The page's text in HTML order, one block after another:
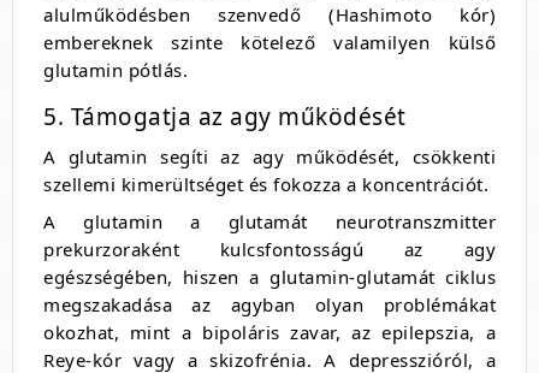
alulműködésben szenvedő (Hashimoto kór)
embereknek szinte kötelező valamilyen külső
glutamin pótlás.
5. Támogatja az agy működését
A glutamin segíti az agy működését, csökkenti
szellemi kimerültséget és fokozza a koncentrációt.
A glutamin a glutamát neurotranszmitter
prekurzoraként kulcsfontosságú az agy
egészségében, hiszen a glutamin-glutamát ciklus
megszakadása az agyban olyan problémákat
okozhat, mint a bipoláris zavar, az epilepszia, a
Reye-kór vagy a skizofrénia. A depresszióról, a